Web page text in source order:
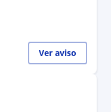
Ver aviso